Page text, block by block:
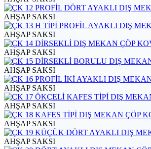
AHŞAP SAKSI
AHŞAP SAKSI
AHŞAP SAKSI
AHŞAP SAKSI
AHŞAP SAKSI
AHŞAP SAKSI
AHŞAP SAKSI
AHŞAP SAKSI